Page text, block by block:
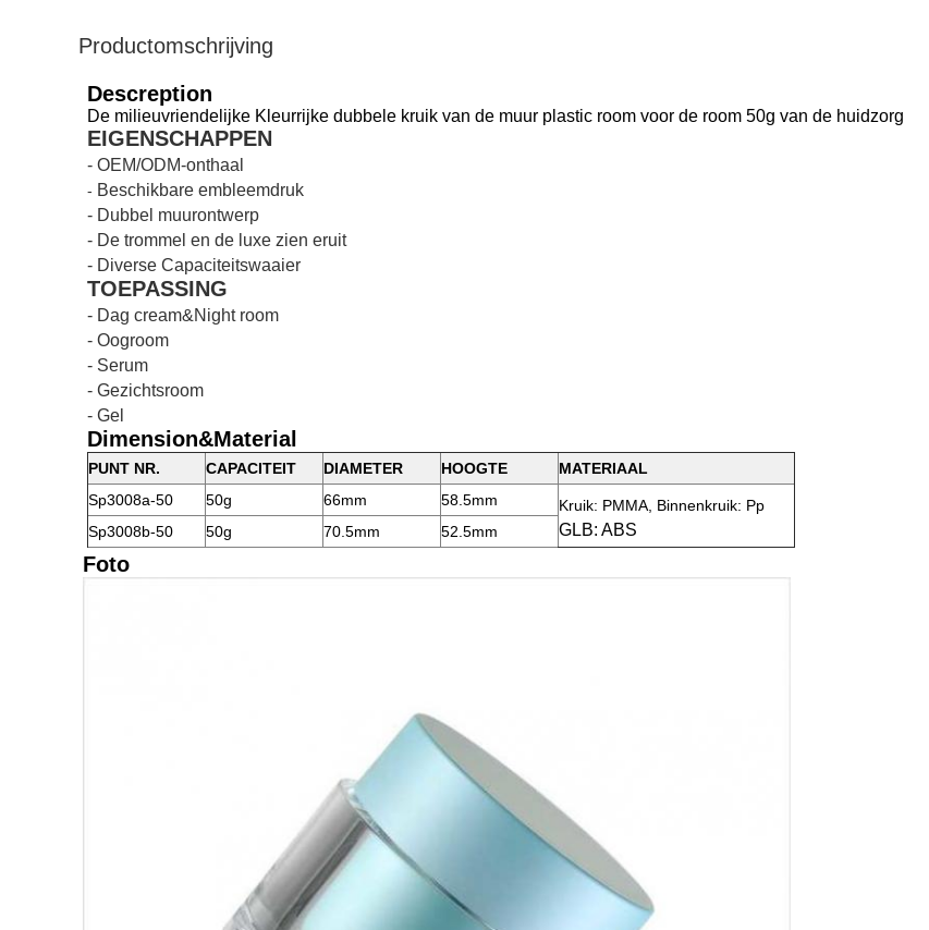
Productomschrijving
Descreption
De milieuvriendelijke Kleurrijke dubbele kruik van de muur plastic room voor de room 50g van de huidzorg
EIGENSCHAPPEN
- OEM/ODM-onthaal
- Beschikbare embleemdruk
- Dubbel muurontwerp
- De trommel en de luxe zien eruit
- Diverse Capaciteitswaaier
TOEPASSING
- Dag cream&Night room
- Oogroom
- Serum
- Gezichtsroom
- Gel
Dimension&Material
PUNT NR. CAPACITEIT DIAMETER HOOGTE
MATERIAAL
Sp3008a-50
50g 66mm 58.5mm Kruik: PMMA, Binnenkruik: Pp
GLB: ABS
Sp3008b-50 50g 70.5mm 52.5mm
Foto